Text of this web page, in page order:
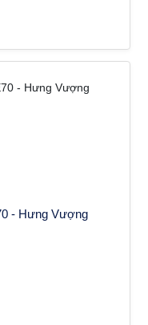
- Hưng Vượng